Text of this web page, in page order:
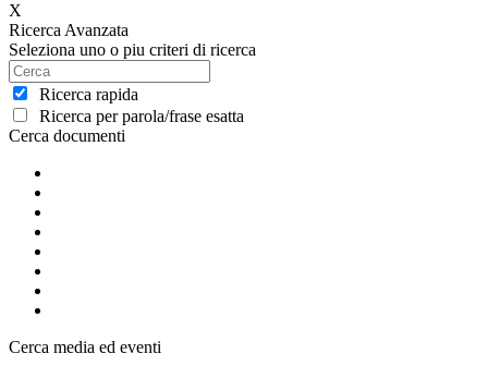
X
Ricerca Avanzata
Seleziona uno o piu criteri di ricerca
Ricerca rapida
Ricerca per parola/frase esatta
Cerca documenti
Cerca media ed eventi